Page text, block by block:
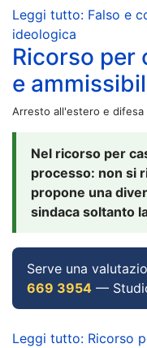
Leggi tutto: Falso e
ideologica
Ricorso per
e
Arresto all'estero e difesa
Nel ricorso per
processo: non si
propone una
sindaca soltanto
Serve una
669 3954 —
Leggi tutto: Ricorso